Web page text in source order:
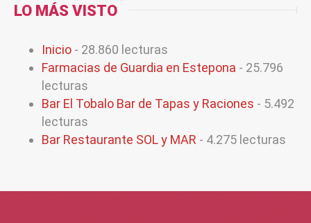
LO MÁS VISTO
Inicio - 28.860 lecturas
Farmacias de Guardia en Estepona - 25.796
lecturas
Bar El Tobalo Bar de Tapas y Raciones - 5.492
lecturas
Bar Restaurante SOL y MAR - 4.275 lecturas